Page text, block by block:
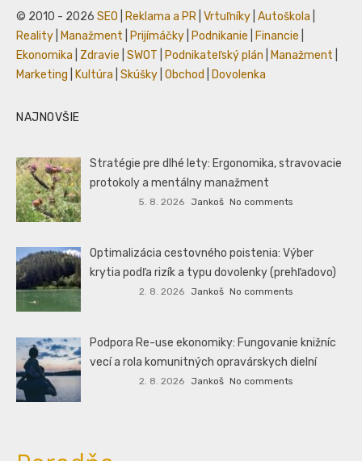
© 2010 - 2026 SEO Reklama a PR Vrtuľníky Autoškola
Reality
Manažment Prijímáčky Podnikanie Financie
Ekonomika
Zdravie SWOT Podnikateľský plán Manažment
Marketing
Kultúra Skúšky Obchod Dovolenka
NAJNOVŠIE
Stratégie pre dlhé lety: Ergonomika, stravovacie
protokoly a mentálny manažment
5. 8. 2026 Jankoš No comments
Optimalizácia cestovného poistenia: Výber
krytia podľa rizík a typu dovolenky (prehľadovo)
2. 8. 2026 Jankoš No comments
Podpora Re-use ekonomiky: Fungovanie knižníc
vecí a rola komunitných opravárskych dielní
2. 8. 2026 Jankoš No comments